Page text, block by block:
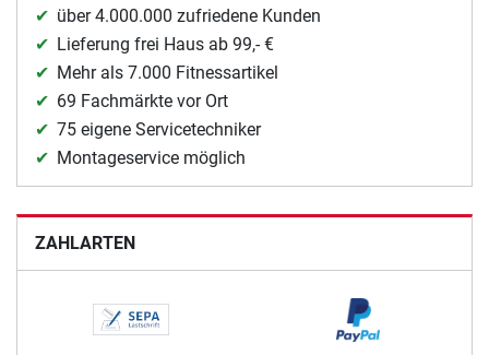
über 4.000.000 zufriedene Kunden
Lieferung frei Haus ab 99,- €
Mehr als 7.000 Fitnessartikel
69 Fachmärkte vor Ort
75 eigene Servicetechniker
Montageservice möglich
ZAHLARTEN